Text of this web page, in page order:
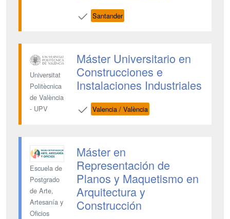
Santander
Universitat
Politècnica
de València
- UPV
Máster Universitario en
Construcciones e
Instalaciones Industriales
Valencia / València
Escuela de
Postgrado
de Arte,
Artesanía y
Oficios
Máster en
Representación de
Planos y Maquetismo en
Arquitectura y
Construcción